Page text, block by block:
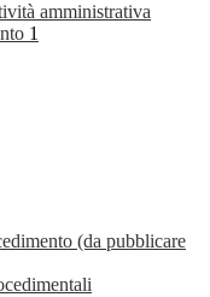
amministrativa
1
(da pubblicare